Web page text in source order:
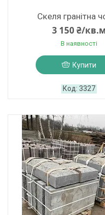
Скеля гранітна
3 150 ₴/кв.м
В наявності
Купити
3327